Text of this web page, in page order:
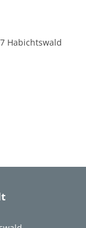
Habichtswald